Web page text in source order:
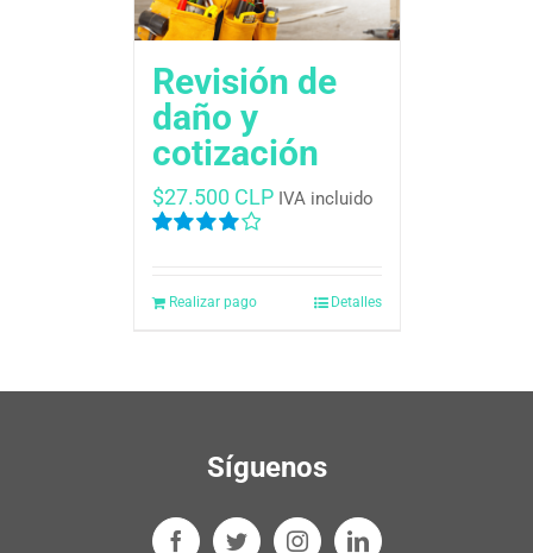
Revisión de
daño y
cotización
5
$27.500 CLP IVA incluido
Realizar pago Detalles
Síguenos